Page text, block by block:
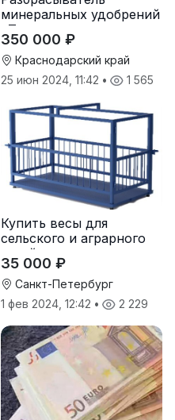
минеральных удобрений
«Тверк»
350 000 ₽
Краснодарский край
25 июн 2024, 11:42 • 1 565
Купить весы для
сельского и аграрного
хозяйства от
производителя
35 000 ₽
Санкт-Петербург
1 фев 2024, 12:42 • 2 229